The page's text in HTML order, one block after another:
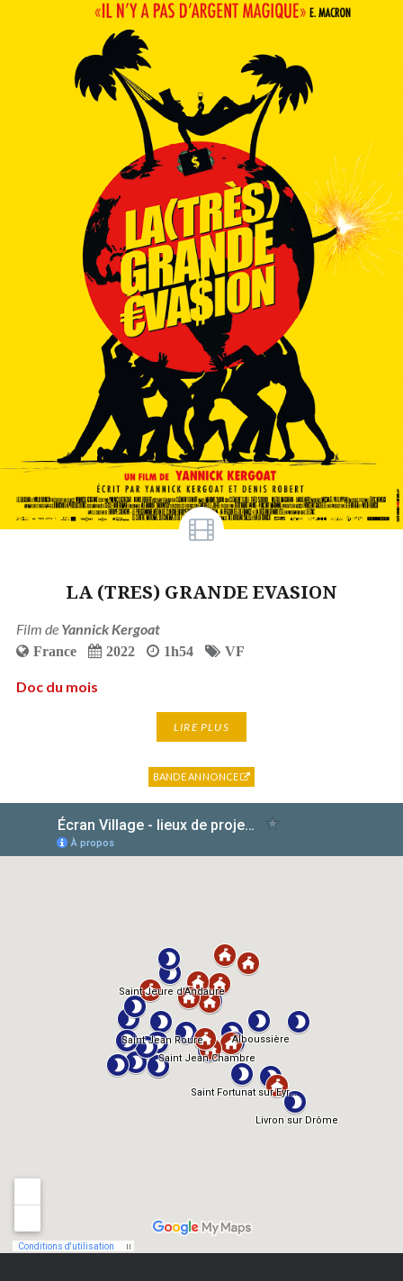
LA (TRES) GRANDE EVASION
Film de Yannick Kergoat
France 2022 1h54 VF
Doc du mois
LIRE PLUS
BANDE ANNONCE